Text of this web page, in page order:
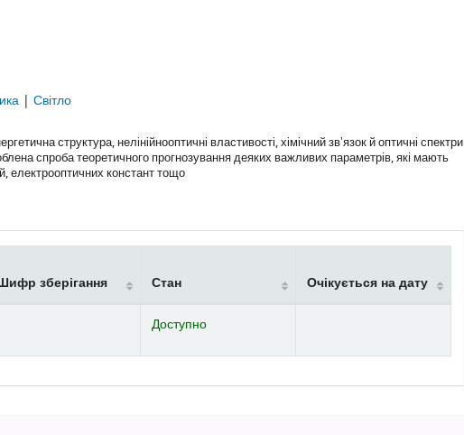
| Світло
структура, нелінійнооптичні властивості, хімічний звʼязок й оптичні спектри
спроба теоретичного прогнозування деяких важливих параметрів, які мають
електрооптичних констант тощо
зберігання Стан Очікується на дату
Доступно